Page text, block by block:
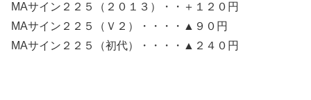
MAサイン２２５（２０１３）・・＋１２０円
MAサイン２２５（Ｖ２）・・・・▲９０円
MAサイン２２５（初代）・・・・▲２４０円